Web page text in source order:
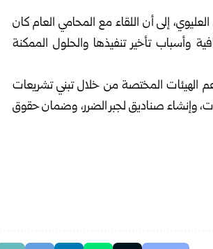
إلى أن اللقاء مع المحامي العام كان
وأسباب تأخير تنفيذها والحلول الممكنة
الهيئات المختصة من خلال تبني تشريعات
وإنشاء صناديق لجبر الضرر، وضمان حقوق